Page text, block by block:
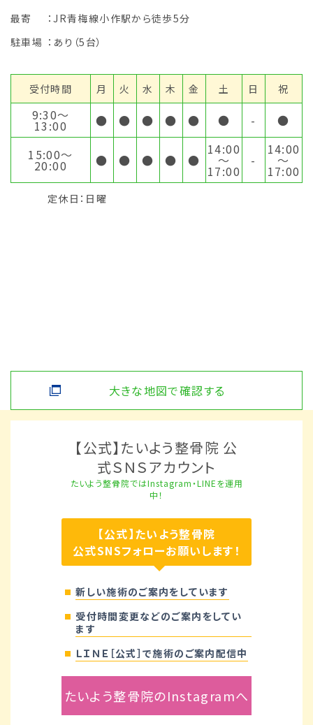
最寄
：JR青梅線小作駅から徒歩5分
駐車場 ：あり（5台）
受付時間 月 火 水 木 金 土 日 祝
9:30〜
13:00 ● ● ● ● ● ● - ●
15:00〜
20:00 ● ● ● ● ●
14:00
～
17:00
-
14:00
～
17:00
定休日：日曜
大きな地図で確認する
【公式】たいよう整骨院 公
式ＳＮＳアカウント
たいよう整骨院ではInstagram・LINEを運用
中！
【公式】たいよう整骨院
公式SNSフォローお願いします！
新しい施術のご案内をしています
受付時間変更などのご案内をしてい
ます
ＬＩＮＥ［公式］で施術のご案内配信中
たいよう整骨院のInstagramへ